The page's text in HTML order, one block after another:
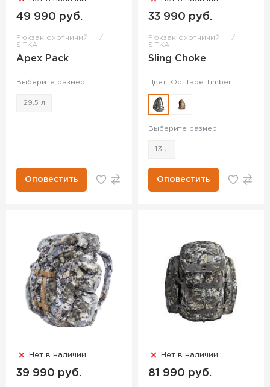
49 990 руб.
Рюкзак охотничий
SITKA
Apex Pack
Выберите размер:
29,5 л
Оповестить
33 990 руб.
Рюкзак охотничий
SITKA
Sling Choke
Цвет: Optifade Timber
Выберите размер:
13 л
Оповестить
Нет в наличии
39 990 руб.
Нет в наличии
81 990 руб.